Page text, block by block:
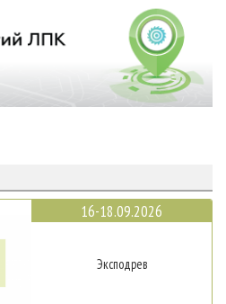
16-18.09.2026
Эксподрев